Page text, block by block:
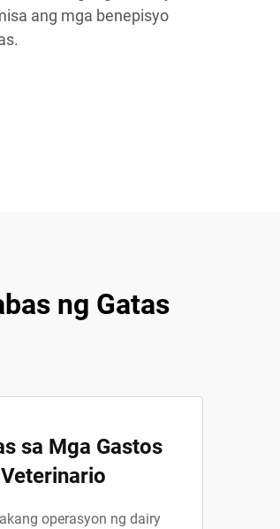
ang mga benepisyo
ng Gatas
sa Mga Gastos
operasyon ng dairy